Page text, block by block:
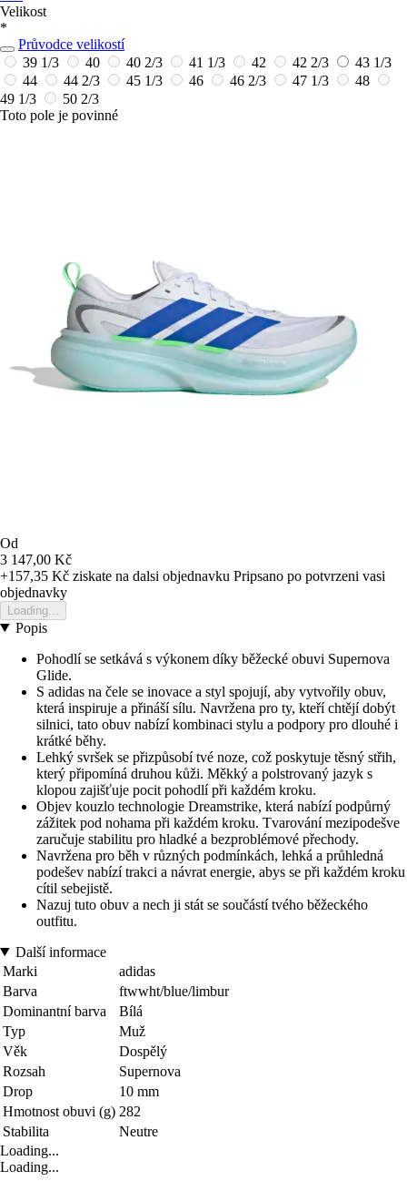
Velikost
*
Průvodce velikostí
39 1/3
40 40 2/3 41 1/3 42 42 2/3
43 1/3
44
44 2/3 45 1/3 46 46 2/3 47 1/3
48
49 1/3
50 2/3
Toto pole je povinné
Od
3 147,00 Kč
+157,35 Kč ziskate na dalsi objednavku Pripsano po potvrzeni vasi
objednavky
Loading...
Popis
Pohodlí se setkává s výkonem díky běžecké obuvi Supernova
Glide.
S adidas na čele se inovace a styl spojují, aby vytvořily obuv,
která inspiruje a přináší sílu. Navržena pro ty, kteří chtějí dobýt
silnici, tato obuv nabízí kombinaci stylu a podpory pro dlouhé i
krátké běhy.
Lehký svršek se přizpůsobí tvé noze, což poskytuje těsný střih,
který připomíná druhou kůži. Měkký a polstrovaný jazyk s
klopou zajišťuje pocit pohodlí při každém kroku.
Objev kouzlo technologie Dreamstrike, která nabízí podpůrný
zážitek pod nohama při každém kroku. Tvarování mezipodešve
zaručuje stabilitu pro hladké a bezproblémové přechody.
Navržena pro běh v různých podmínkách, lehká a průhledná
podešev nabízí trakci a návrat energie, abys se při každém kroku
cítil sebejistě.
Nazuj tuto obuv a nech ji stát se součástí tvého běžeckého
outfitu.
Další informace
Marki
adidas
Barva
ftwwht/blue/limbur
Dominantní barva
Bílá
Typ
Muž
Věk
Dospělý
Rozsah
Supernova
Drop
10 mm
Hmotnost obuvi (g) 282
Stabilita
Neutre
Loading...
Loading...